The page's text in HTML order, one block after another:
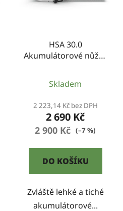
HSA 30.0
Akumulátorové nůžky
Skladem
2 223,14 Kč bez DPH
2 690 Kč
2 900 Kč (–7 %)
DO KOŠÍKU
Zvláště lehké a tiché
akumulátorové...